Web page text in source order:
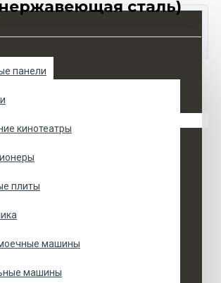
панели
кинотеатры
плиты
машины
машины
пуста!
сталь)